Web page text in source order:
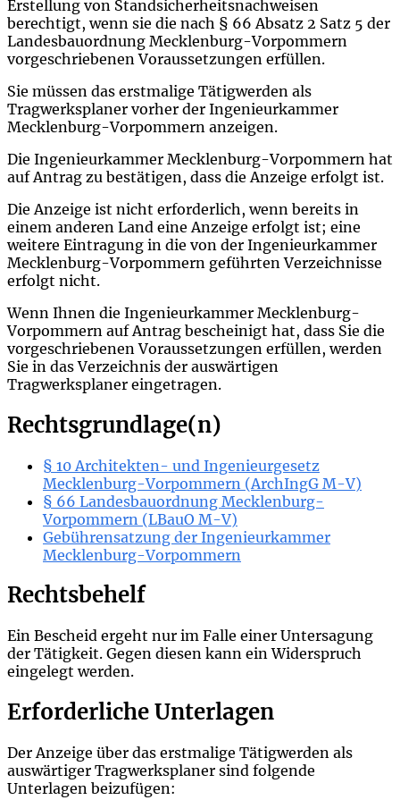
Erstellung von Standsicherheitsnachweisen
berechtigt, wenn sie die nach § 66 Absatz 2 Satz 5 der
Landesbauordnung Mecklenburg-Vorpommern
vorgeschriebenen Voraussetzungen erfüllen.
Sie müssen das erstmalige Tätigwerden als
Tragwerksplaner vorher der Ingenieurkammer
Mecklenburg-Vorpommern anzeigen.
Die Ingenieurkammer Mecklenburg-Vorpommern hat
auf Antrag zu bestätigen, dass die Anzeige erfolgt ist.
Die Anzeige ist nicht erforderlich, wenn bereits in
einem anderen Land eine Anzeige erfolgt ist; eine
weitere Eintragung in die von der Ingenieurkammer
Mecklenburg-Vorpommern geführten Verzeichnisse
erfolgt nicht.
Wenn Ihnen die Ingenieurkammer Mecklenburg-
Vorpommern auf Antrag bescheinigt hat, dass Sie die
vorgeschriebenen Voraussetzungen erfüllen, werden
Sie in das Verzeichnis der auswärtigen
Tragwerksplaner eingetragen.
Rechtsgrundlage(n)
§ 10 Architekten- und Ingenieurgesetz
Mecklenburg-Vorpommern (ArchIngG M-V)
§ 66 Landesbauordnung Mecklenburg-
Vorpommern (LBauO M-V)
Gebührensatzung der Ingenieurkammer
Mecklenburg-Vorpommern
Rechtsbehelf
Ein Bescheid ergeht nur im Falle einer Untersagung
der Tätigkeit. Gegen diesen kann ein Widerspruch
eingelegt werden.
Erforderliche Unterlagen
Der Anzeige über das erstmalige Tätigwerden als
auswärtiger Tragwerksplaner sind folgende
Unterlagen beizufügen: